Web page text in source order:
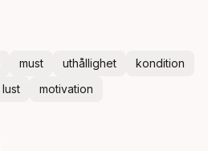
must uthållighet
kondition
lust motivation